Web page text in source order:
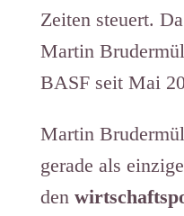
Zeiten steuert.
Martin
BASF seit Mai
Martin
gerade als
den